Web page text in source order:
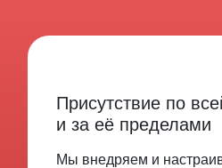
Присутствие по
и за её пределами
Мы внедряем и